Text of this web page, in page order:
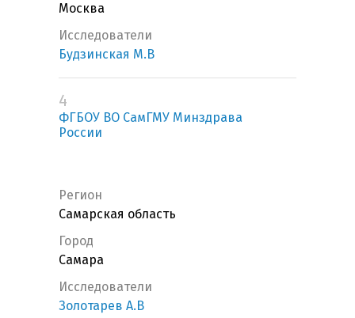
Москва
Исследователи
Будзинская М.В
4
ФГБОУ ВО СамГМУ Минздрава
России
Регион
Самарская область
Город
Самара
Исследователи
Золотарев А.В